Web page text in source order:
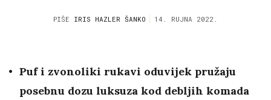
PIŠE IRIS HAZLER ŠANKO 14. RUJNA 2022.
Puf i zvonoliki rukavi oduvijek pružaju
posebnu dozu luksuza kod debljih komada